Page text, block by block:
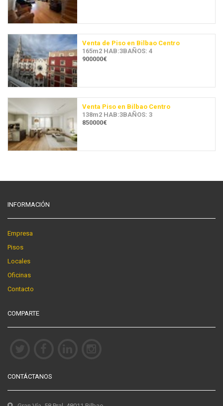
Venta de Piso en Bilbao Centro
165m2 HAB:3BAÑOS: 4
900000€
Venta Piso en Bilbao Centro
138m2 HAB:3BAÑOS: 3
850000€
INFORMACIÓN
Empresa
Pisos
Locales
Oficinas
Contacto
COMPARTE
CONTÁCTANOS